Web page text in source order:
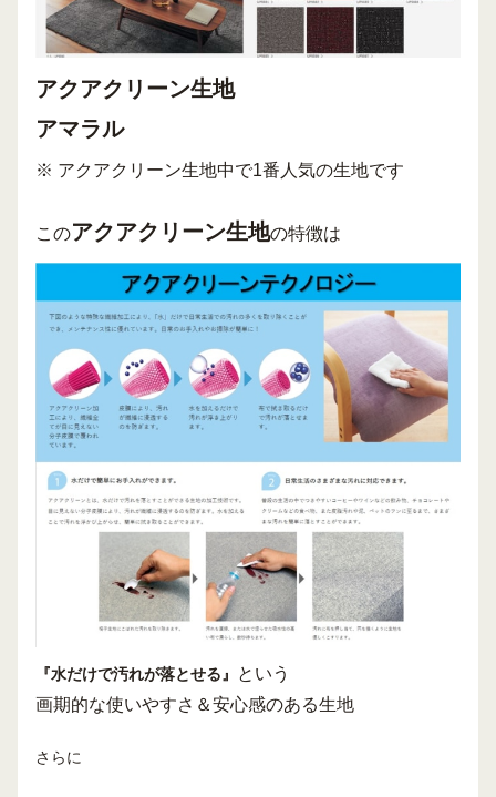
アクアクリーン生地
アマラル
※ アクアクリーン生地中で1番人気の生地です
このアクアクリーン生地の特徴は
『水だけで汚れが落とせる』
という
画期的な使いやすさ＆安心感のある生地
さらに